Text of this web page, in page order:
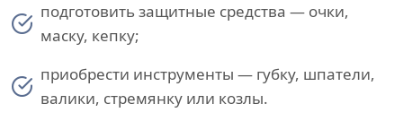
подготовить защитные средства — очки,
маску, кепку;
приобрести инструменты — губку, шпатели,
валики, стремянку или козлы.